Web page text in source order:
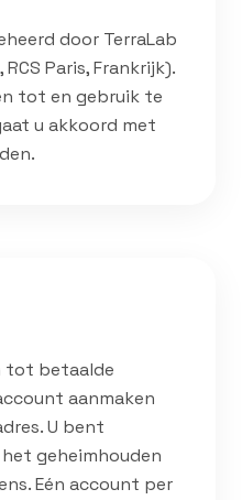
door TerraLab
RCS Paris, Frankrijk).
tot en gebruik te
u akkoord met
tot betaalde
aanmaken
U bent
geheimhouden
Eén account per